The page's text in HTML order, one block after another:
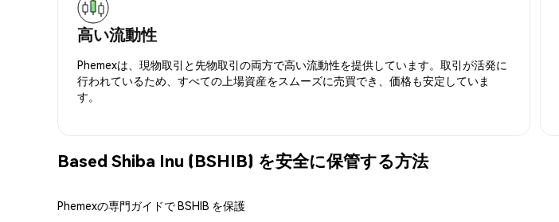
高い流動性
Phemexは、現物取引と先物取引の両方で高い流動性を提供しています。取引が活発に
行われているため、すべての上場資産をスムーズに売買でき、価格も安定していま
す。
Based Shiba Inu (BSHIB) を安全に保管する方法
Phemexの専門ガイドで BSHIB を保護